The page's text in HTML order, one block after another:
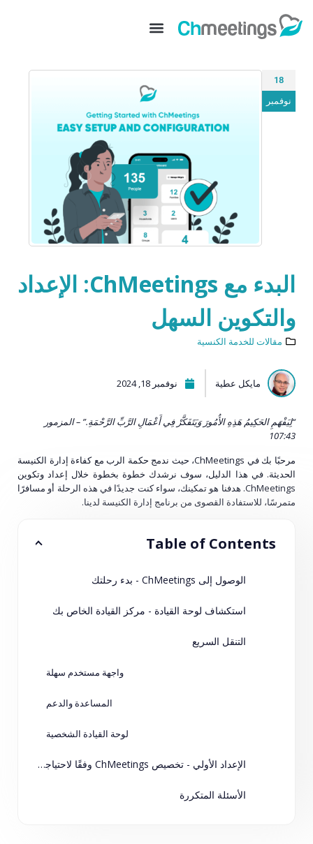
18
نوفمبر
البدء مع ChMeetings: الإعداد
والتكوين السهل
مقالات للخدمة الكنسية
مايكل عطية نوفمبر 18, 2024
“لِيَفْهَمِ الحَكِيمُ هَذِهِ الأُمُورَ وَيَتَفَكَّرْ فِي أَعْمَالِ الرَّبِّ الرَّحْمَةِ.” – المزمور
107:43
مرحبًا بك في ChMeetings، حيث ندمج حكمة الرب مع كفاءة إدارة الكنيسة
الحديثة. في هذا الدليل، سوف نرشدك خطوة بخطوة خلال إعداد وتكوين
ChMeetings. هدفنا هو تمكينك، سواء كنت جديدًا في هذه الرحلة أو مسافرًا
متمرسًا، للاستفادة القصوى من برنامج إدارة الكنيسة لدينا.
Table of Contents
الوصول إلى ChMeetings - بدء رحلتك
استكشاف لوحة القيادة - مركز القيادة الخاص بك
التنقل السريع
واجهة مستخدم سهلة
المساعدة والدعم
لوحة القيادة الشخصية
الإعداد الأولي - تخصيص ChMeetings وفقًا لاحتياجاتك
الأسئلة المتكررة